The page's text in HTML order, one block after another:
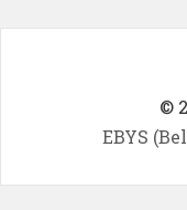
©
EBYS